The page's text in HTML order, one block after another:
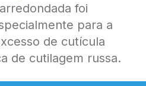
foi
para a
de cutícula
de cutilagem russa.